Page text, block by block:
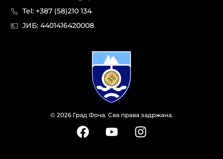
© 2026 Град Фоча. Сва права задржана.
Tel: +387 (58)210 134
JИБ: 44014164​20008